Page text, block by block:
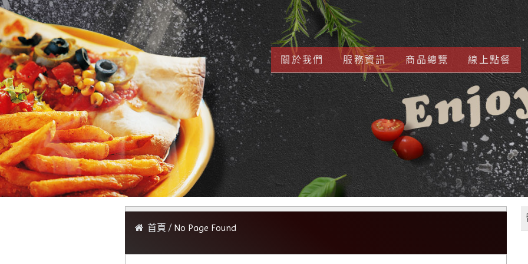
關於我們 服務資訊 商品總覽 線上點餐
首頁 No Page Found